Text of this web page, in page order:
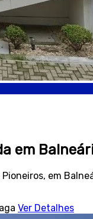
em
em
Ver Detalhes